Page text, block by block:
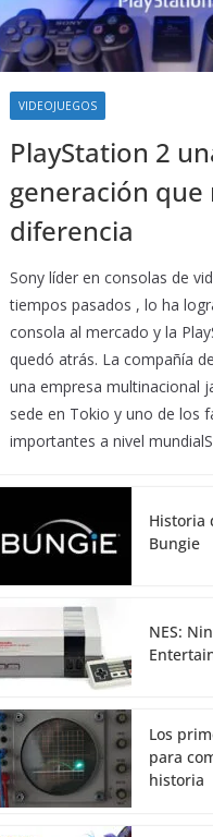
VIDEOJUEGOS
PlayStation 2
generación que
diferencia
Sony líder en consolas de
tiempos pasados , lo ha
consola al mercado y la
quedó atrás. La compañía
una empresa multinacional
sede en Tokio y uno de los
importantes a nivel
Historia
Bungie
NES:
Los
para
historia